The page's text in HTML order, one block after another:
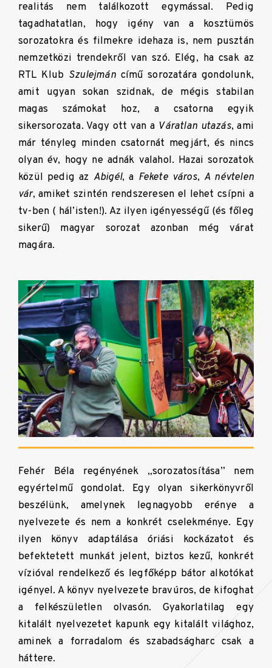
realitás nem találkozott egymással. Pedig
tagadhatatlan, hogy igény van a kosztümös
sorozatokra és filmekre idehaza is, nem pusztán
nemzetközi trendekről van szó. Elég, ha csak az
RTL Klub Szulejmáncímű sorozatára gondolunk,
amit ugyan sokan szidnak, de mégis stabilan
magas számokat hoz, a csatorna egyik
sikersorozata. Vagy ott van a Váratlan utazás, ami
már tényleg minden csatornát megjárt, és nincs
olyan év, hogy ne adnák valahol. Hazai sorozatok
közül pedig az Abigél, a Fekete város, A névtelen
vár, amiket szintén rendszeresen el lehet csípni a
tv-ben ( hál’isten!). Az ilyen igényességű (és főleg
sikerű) magyar sorozat azonban még várat
magára.
Fehér Béla regényének „sorozatosítása” nem
egyértelmű gondolat. Egy olyan sikerkönyvről
beszélünk, amelynek legnagyobb erénye a
nyelvezete és nem a konkrét cselekménye. Egy
ilyen könyv adaptálása óriási kockázatot és
befektetett munkát jelent, biztos kezű, konkrét
vízióval rendelkező és legfőképp bátor alkotókat
igényel. A könyv nyelvezete bravúros, de kifoghat
a felkészületlen olvasón. Gyakorlatilag egy
kitalált nyelvezetet kapunk egy kitalált világhoz,
aminek a forradalom és szabadságharc csak a
háttere.